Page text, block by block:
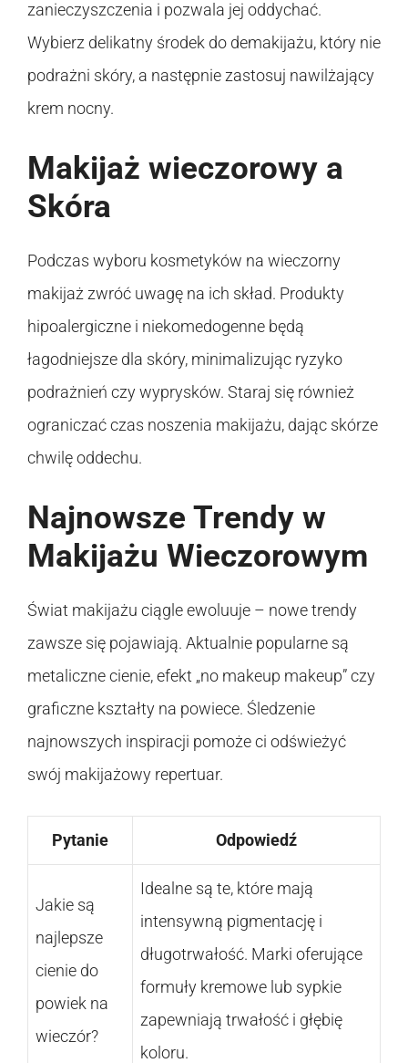
zanieczyszczenia i pozwala jej oddychać.
Wybierz delikatny środek do demakijażu, który nie
podrażni skóry, a następnie zastosuj nawilżający
krem nocny.
Makijaż wieczorowy a
Skóra
Podczas wyboru kosmetyków na wieczorny
makijaż zwróć uwagę na ich skład. Produkty
hipoalergiczne i niekomedogenne będą
łagodniejsze dla skóry, minimalizując ryzyko
podrażnień czy wyprysków. Staraj się również
ograniczać czas noszenia makijażu, dając skórze
chwilę oddechu.
Najnowsze Trendy w
Makijażu Wieczorowym
Świat makijażu ciągle ewoluuje – nowe trendy
zawsze się pojawiają. Aktualnie popularne są
metaliczne cienie, efekt „no makeup makeup” czy
graficzne kształty na powiece. Śledzenie
najnowszych inspiracji pomoże ci odświeżyć
swój makijażowy repertuar.
Pytanie Odpowiedź
Jakie są
najlepsze
cienie do
powiek na
wieczór?
Idealne są te, które mają
intensywną pigmentację i
długotrwałość. Marki oferujące
formuły kremowe lub sypkie
zapewniają trwałość i głębię
koloru.